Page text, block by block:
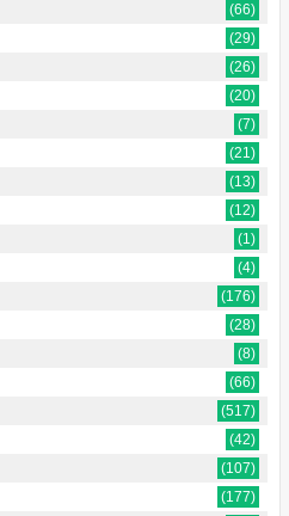
(66)
(29)
(26)
(20)
(7)
(21)
(13)
(12)
(1)
(4)
(176)
(28)
(8)
(66)
(517)
(42)
(107)
(177)